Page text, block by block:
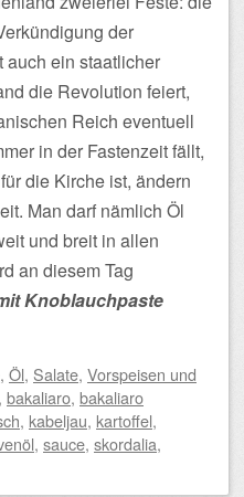
der
auch ein staatlicher
die Revolution feiert,
Reich eventuell
in der Fastenzeit fällt,
die Kirche ist, ändern
Man darf nämlich Öl
und breit in allen
an diesem Tag
Knoblauchpaste
, Öl, Salate, Vorspeisen und
, bakaliaro, bakaliaro
, kabeljau, kartoffel,
, sauce, skordalia,